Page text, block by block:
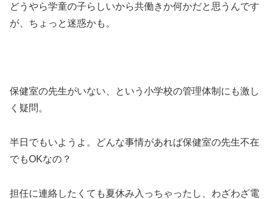
どうやら学童の子らしいから共働きか何かだと思うんです
が、ちょっと迷惑かも。
保健室の先生がいない、という小学校の管理体制にも激し
く疑問。
半日でもいようよ。どんな事情があれば保健室の先生不在
でもOKなの？
担任に連絡したくても夏休み入っちゃったし、わざわざ電